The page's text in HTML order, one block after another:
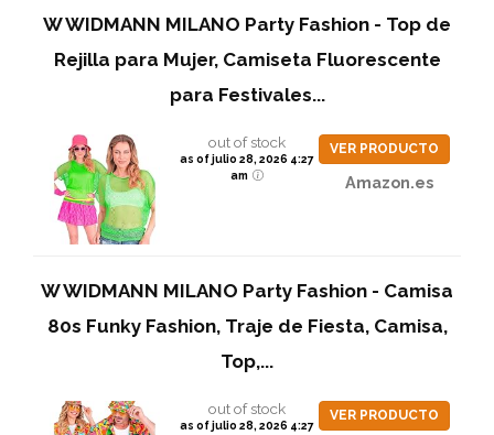
W WIDMANN MILANO Party Fashion - Top de
Rejilla para Mujer, Camiseta Fluorescente
para Festivales...
out of stock
as of julio 28, 2026 4:27
am
VER PRODUCTO
Amazon.es
W WIDMANN MILANO Party Fashion - Camisa
80s Funky Fashion, Traje de Fiesta, Camisa,
Top,...
out of stock
as of julio 28, 2026 4:27
VER PRODUCTO